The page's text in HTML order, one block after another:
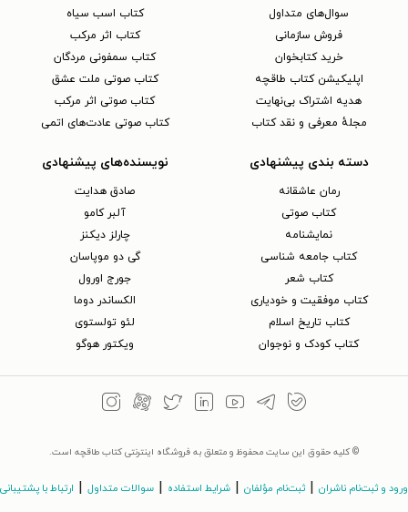
سوال‌های متداول
فروش سازمانی
خرید کتابخوان
اپلیکیشن کتاب طاقچه
هدیه اشتراک بی‌نهایت
مجلهٔ معرفی و نقد کتاب
کتاب اسب سیاه
کتاب اثر مرکب
کتاب سمفونی مردگان
کتاب صوتی ملت عشق
کتاب صوتی اثر مرکب
کتاب صوتی عادت‌های اتمی
دسته بندی پیشنهادی
رمان عاشقانه
کتاب‌ صوتی
نمایشنامه
کتاب جامعه شناسی
کتاب شعر
کتاب موفقیت و خودیاری
کتاب تاریخ اسلام
کتاب کودک و نوجوان
نویسنده‌های پیشنهادی
صادق هدایت
آلبر کامو
چارلز دیکنز
گی دو موپاسان
جورج اورول
الکساندر دوما
لئو تولستوی
ویکتور هوگو
© کلیه حقوق این سایت محفوظ و متعلق به فروشگاه اینترنتی کتاب طاقچه است.
ورود و ثبت‌نام ناشران ثبت‌نام مؤلفان شرایط استفاده سوالات متداول ارتباط با پشتیبانی